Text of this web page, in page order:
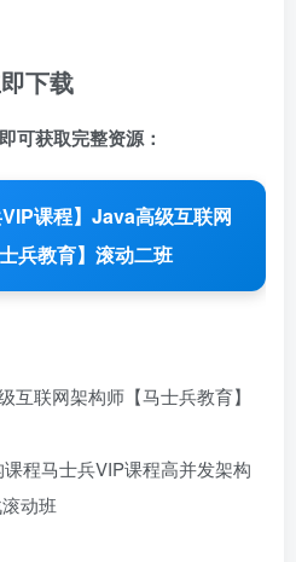
下载
可获取完整资源：
课程】Java高级互联网
兵教育】滚动二班
互联网架构师【马士兵教育】
程马士兵VIP课程高并发架构
滚动班